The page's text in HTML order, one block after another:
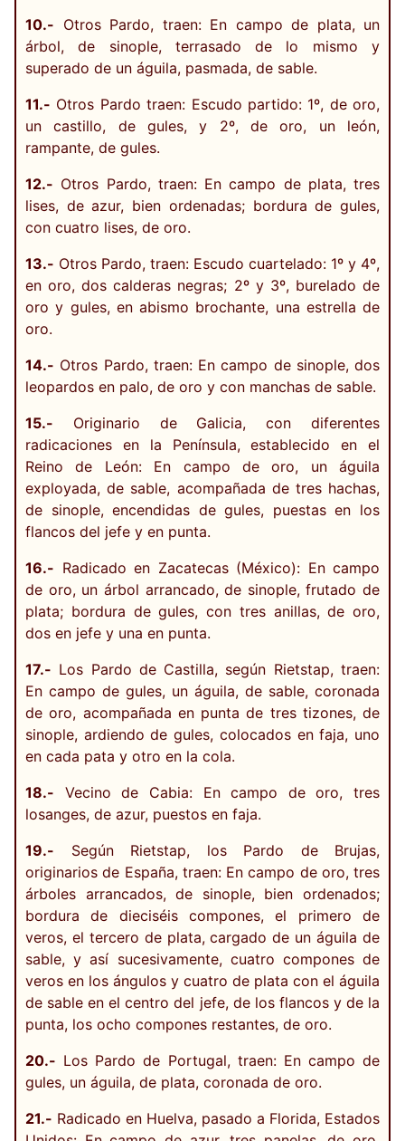
10.- Otros Pardo, traen: En campo de plata, un
árbol, de sinople, terrasado de lo mismo y
superado de un águila, pasmada, de sable.
11.- Otros Pardo traen: Escudo partido: 1º, de oro,
un castillo, de gules, y 2º, de oro, un león,
rampante, de gules.
12.- Otros Pardo, traen: En campo de plata, tres
lises, de azur, bien ordenadas; bordura de gules,
con cuatro lises, de oro.
13.- Otros Pardo, traen: Escudo cuartelado: 1º y 4º,
en oro, dos calderas negras; 2º y 3º, burelado de
oro y gules, en abismo brochante, una estrella de
oro.
14.- Otros Pardo, traen: En campo de sinople, dos
leopardos en palo, de oro y con manchas de sable.
15.- Originario de Galicia, con diferentes
radicaciones en la Península, establecido en el
Reino de León: En campo de oro, un águila
exployada, de sable, acompañada de tres hachas,
de sinople, encendidas de gules, puestas en los
flancos del jefe y en punta.
16.- Radicado en Zacatecas (México): En campo
de oro, un árbol arrancado, de sinople, frutado de
plata; bordura de gules, con tres anillas, de oro,
dos en jefe y una en punta.
17.- Los Pardo de Castilla, según Rietstap, traen:
En campo de gules, un águila, de sable, coronada
de oro, acompañada en punta de tres tizones, de
sinople, ardiendo de gules, colocados en faja, uno
en cada pata y otro en la cola.
18.- Vecino de Cabia: En campo de oro, tres
losanges, de azur, puestos en faja.
19.- Según Rietstap, los Pardo de Brujas,
originarios de España, traen: En campo de oro, tres
árboles arrancados, de sinople, bien ordenados;
bordura de dieciséis compones, el primero de
veros, el tercero de plata, cargado de un águila de
sable, y así sucesivamente, cuatro compones de
veros en los ángulos y cuatro de plata con el águila
de sable en el centro del jefe, de los flancos y de la
punta, los ocho compones restantes, de oro.
20.- Los Pardo de Portugal, traen: En campo de
gules, un águila, de plata, coronada de oro.
21.- Radicado en Huelva, pasado a Florida, Estados